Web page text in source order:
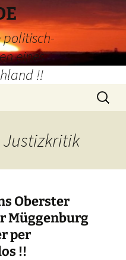
eines
!!
Suchen
nach:
Oberster
Müggenburg
per
!!